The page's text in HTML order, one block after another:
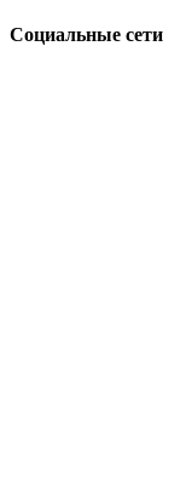
Социальные сети